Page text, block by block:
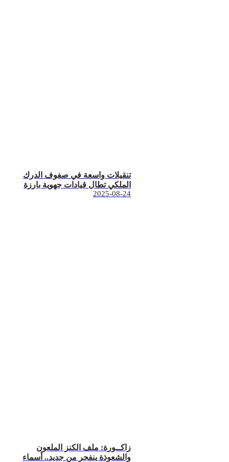
تنقيلات واسعة في صفوف الدرك
الملكي تطال قيادات جهوية بارزة
2025-08-24
زاكــورة: ملف الكنز الملعون
والشعوذة ينفجر من جديد.. أسماء